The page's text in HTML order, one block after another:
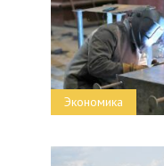
Экономика